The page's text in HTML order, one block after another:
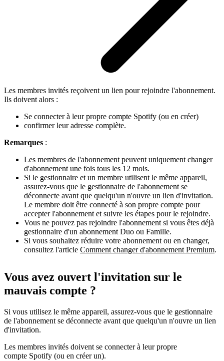
Les membres invités reçoivent un lien pour rejoindre l'abonnement.
Ils doivent alors :
Se connecter à leur propre compte Spotify (ou en créer)
confirmer leur adresse complète.
Remarques :
Les membres de l'abonnement peuvent uniquement changer
d'abonnement une fois tous les 12 mois.
Si le gestionnaire et un membre utilisent le même appareil,
assurez-vous que le gestionnaire de l'abonnement se
déconnecte avant que quelqu'un n'ouvre un lien d'invitation.
Le membre doit être connecté à son propre compte pour
accepter l'abonnement et suivre les étapes pour le rejoindre.
Vous ne pouvez pas rejoindre l'abonnement si vous êtes déjà
gestionnaire d'un abonnement Duo ou Famille.
Si vous souhaitez réduire votre abonnement ou en changer,
consultez l'article Comment changer d'abonnement Premium.
Vous avez ouvert l'invitation sur le
mauvais compte ?
Si vous utilisez le même appareil, assurez-vous que le gestionnaire
de l'abonnement se déconnecte avant que quelqu'un n'ouvre un lien
d'invitation.
Les membres invités doivent se connecter à leur propre
compte Spotify (ou en créer un).